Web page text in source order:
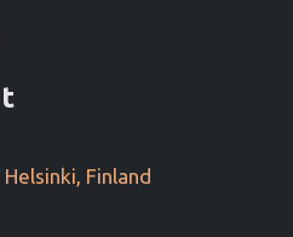
Finland